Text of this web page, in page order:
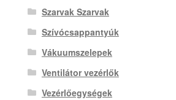
Szarvak Szarvak
Szívócsappantyúk
Vákuumszelepek
Ventilátor vezérlők
Vezérlőegységek